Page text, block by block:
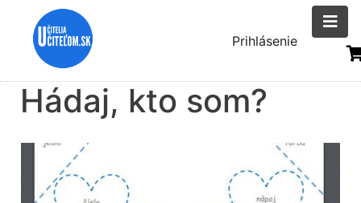
Menu
účtu
Prihlásenie
Hádaj, kto som?